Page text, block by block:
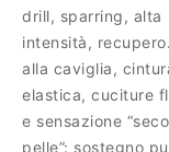
drill, sparring, alta
intensità,
alla caviglia,
elastica, cuciture
e sensazione
pelle”: sostegno